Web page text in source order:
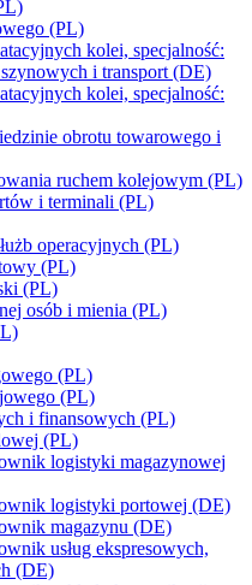
(PL)
kolei, specjalność:
i transport (DE)
kolei, specjalność:
obrotu towarowego i
ruchem kolejowym (PL)
i terminali (PL)
operacyjnych (PL)
(PL)
(PL)
osób i mienia (PL)
(PL)
(PL)
i finansowych (PL)
(PL)
logistyki magazynowej
logistyki portowej (DE)
magazynu (DE)
usług ekspresowych,
(DE)